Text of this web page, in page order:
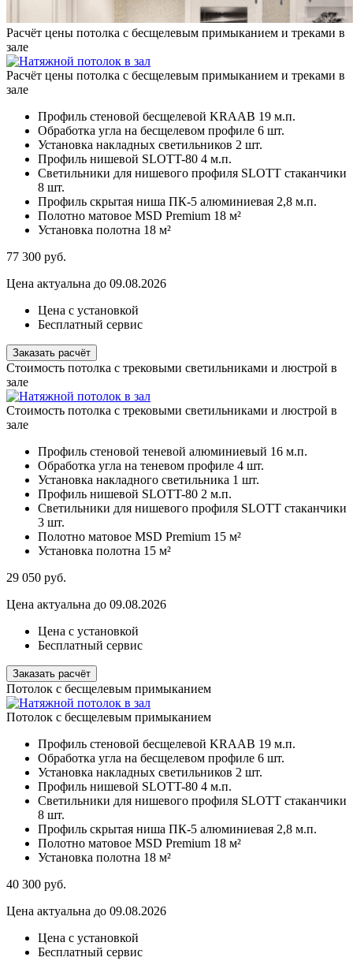
Расчёт цены потолка с бесщелевым примыканием и треками в
зале
Расчёт цены потолка с бесщелевым примыканием и треками в
зале
Профиль стеновой бесщелевой KRAAB 19 м.п.
Обработка угла на бесщелевом профиле 6 шт.
Установка накладных светильников 2 шт.
Профиль нишевой SLOTT-80 4 м.п.
Светильники для нишевого профиля SLOTT стаканчики
8 шт.
Профиль скрытая ниша ПК-5 алюминиевая 2,8 м.п.
Полотно матовое MSD Premium 18 м²
Установка полотна 18 м²
77 300 руб.
Цена актуальна до 09.08.2026
Цена с установкой
Бесплатный сервис
Заказать расчёт
Стоимость потолка с трековыми светильниками и люстрой в
зале
Стоимость потолка с трековыми светильниками и люстрой в
зале
Профиль стеновой теневой алюминиевый 16 м.п.
Обработка угла на теневом профиле 4 шт.
Установка накладного светильника 1 шт.
Профиль нишевой SLOTT-80 2 м.п.
Светильники для нишевого профиля SLOTT стаканчики
3 шт.
Полотно матовое MSD Premium 15 м²
Установка полотна 15 м²
29 050 руб.
Цена актуальна до 09.08.2026
Цена с установкой
Бесплатный сервис
Заказать расчёт
Потолок с бесщелевым примыканием
Потолок с бесщелевым примыканием
Профиль стеновой бесщелевой KRAAB 19 м.п.
Обработка угла на бесщелевом профиле 6 шт.
Установка накладных светильников 2 шт.
Профиль нишевой SLOTT-80 4 м.п.
Светильники для нишевого профиля SLOTT стаканчики
8 шт.
Профиль скрытая ниша ПК-5 алюминиевая 2,8 м.п.
Полотно матовое MSD Premium 18 м²
Установка полотна 18 м²
40 300 руб.
Цена актуальна до 09.08.2026
Цена с установкой
Бесплатный сервис